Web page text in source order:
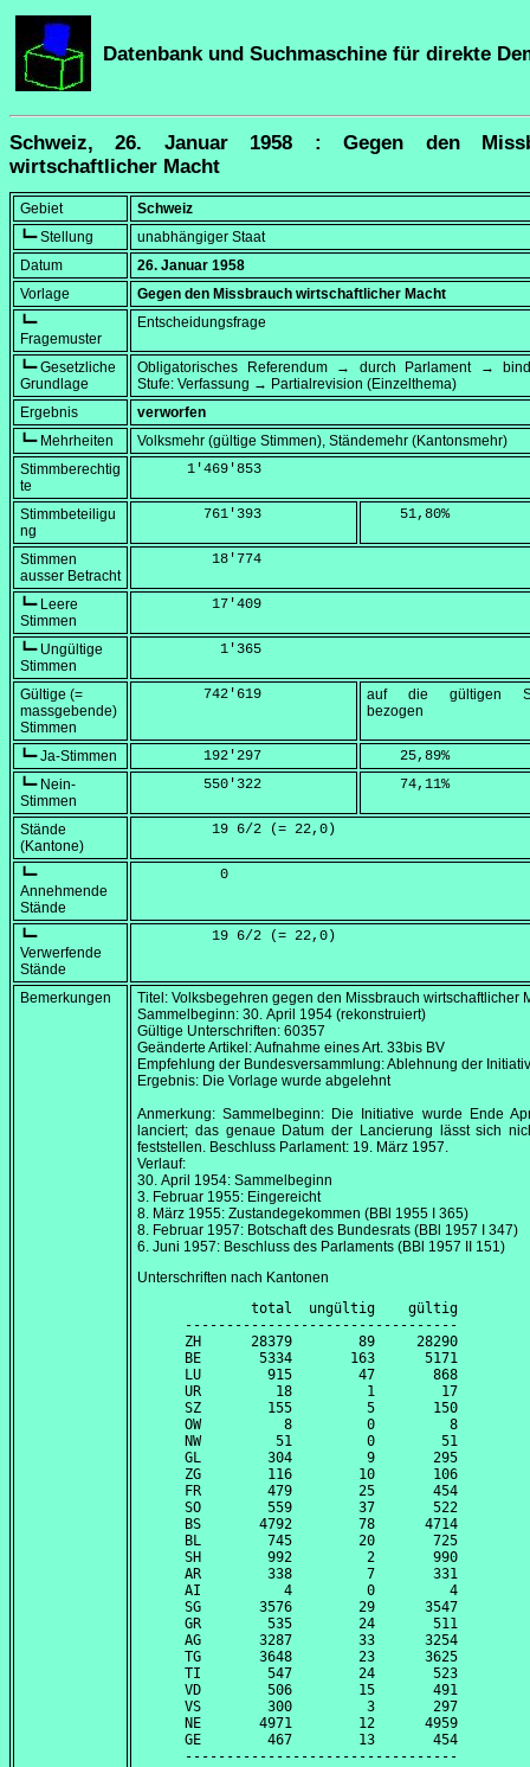
Datenbank und Suchmaschine für direkte
Schweiz, 26. Januar 1958 : Gegen den
wirtschaftlicher Macht
Gebiet
Schweiz
┗━ Stellung
unabhängiger Staat
Datum
26. Januar 1958
Vorlage
Gegen den Missbrauch wirtschaftlicher Macht
┗━
Fragemuster
Entscheidungsfrage
┗━ Gesetzliche
Grundlage
Obligatorisches Referendum → durch Parlament →
Stufe: Verfassung → Partialrevision (Einzelthema)
Ergebnis
verworfen
┗━ Mehrheiten
Volksmehr (gültige Stimmen), Ständemehr (Kantonsmehr)
Stimmberechtig
te
      1'469'853
Stimmbeteiligu
ng
        761'393
    51,80
%
Stimmen
ausser Betracht
         18'774
┗━ Leere
Stimmen
         17'409
┗━ Ungültige
Stimmen
          1'365
Gültige (=
massgebende)
Stimmen
        742'619
auf die gültigen
bezogen
┗━ Ja-Stimmen
        192'297
    25,89
%
┗━ Nein-
Stimmen
        550'322
    74,11
%
Stände
(Kantone)
         19 6/2 (=
22,0 )
┗━
Annehmende
Stände
          0
┗━
Verwerfende
Stände
         19 6/2 (=
22,0 )
Bemerkungen
Titel: Volksbegehren gegen den Missbrauch wirtschaftlicher
Sammelbeginn: 30. April 1954 (rekonstruiert)
Gültige Unterschriften: 60357
Geänderte Artikel: Aufnahme eines Art. 33bis BV
Empfehlung der Bundesversammlung: Ablehnung der
Ergebnis: Die Vorlage wurde abgelehnt
Anmerkung: Sammelbeginn: Die Initiative wurde Ende
lanciert; das genaue Datum der Lancierung lässt sich
feststellen. Beschluss Parlament: 19. März 1957.
Verlauf:
30. April 1954: Sammelbeginn
3. Februar 1955: Eingereicht
8. März 1955: Zustandegekommen (BBl 1955 I 365)
8. Februar 1957: Botschaft des Bundesrats (BBl 1957 I 347)
6. Juni 1957: Beschluss des Parlaments (BBl 1957 II 151)
Unterschriften nach Kantonen
        total  ungültig    gültig
---------------------------------
ZH      28379        89     28290
BE       5334       163      5171
LU        915        47       868
UR         18         1        17
SZ        155         5       150
OW          8         0         8
NW         51         0        51
GL        304         9       295
ZG        116        10       106
FR        479        25       454
SO        559        37       522
BS       4792        78      4714
BL        745        20       725
SH        992         2       990
AR        338         7       331
AI          4         0         4
SG       3576        29      3547
GR        535        24       511
AG       3287        33      3254
TG       3648        23      3625
TI        547        24       523
VD        506        15       491
VS        300         3       297
NE       4971        12      4959
GE        467        13       454
---------------------------------